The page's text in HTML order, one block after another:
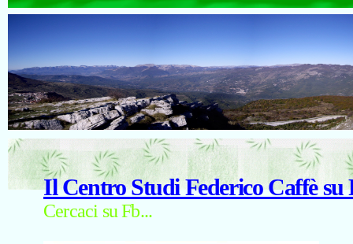
Il Centro Studi Federico Caffè su
Cercaci su Fb...